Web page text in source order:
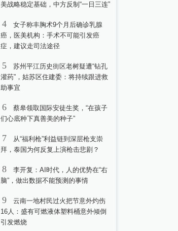
美战略稳定基础，中方反制“一日三连”
4
女子称丰胸术9个月后确诊乳腺
癌，医美机构：手术不可能引发癌
症，建议走司法途径
5
苏州平江历史街区老树疑遭“钻孔
灌药”，姑苏区住建委：将持续跟进救
助事宜
6
蔡皋领取国际安徒生奖，“在孩子
们心底种下真善美的种子”
7
从“福利枪”利益链到深层枪支崇
拜，泰国为何反复上演枪击悲剧？
8
李开复：AI时代，人的优势在“右
脑”，做出数据不能预测的事情
9
云南一地村民过火把节意外灼伤
16人：盛有可燃液体塑料桶意外倾倒
引发燃烧